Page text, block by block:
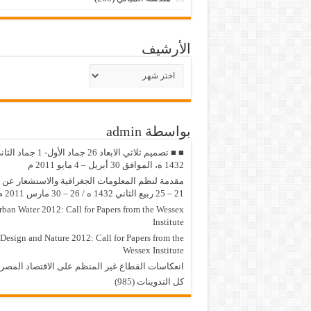
الأرشيف
بواسطة admin
■ ■ تصميم ثلاثي الابعاد 26 جماد الأول- 1
1432 ه، الموافق 30 أبريل – 4 مايو 2011 م
مقدمة لنظم المعلومات الجغرافية والاستشعار عن
21 – 25 ربيع الثاني 1432 ه / 26 – 30 مارس 2011 م
Water 2012: Call for Papers from the Wessex
Institute
Design and Nature 2012: Call for Papers from the
Wessex Institute‏
انعكاسات القطاع غير المنظم على الاقتصاد
كل التدوينات (985)